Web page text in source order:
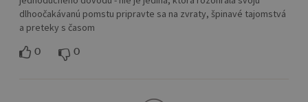
dlhoočakávanú pomstu pripravte sa na zvraty, špinavé tajomstvá
a preteky s časom
0 0